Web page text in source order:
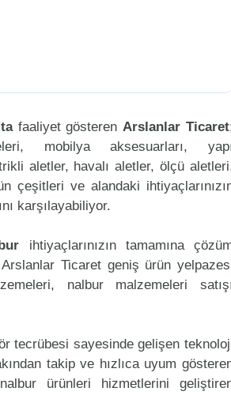
faaliyet gösterenArslanlar Ticaret
mobilya aksesuarları,
aletler, havalı aletler, ölçü
çeşitleri ve alandaki
karşılayabiliyor.
ihtiyaçlarınızın tamamına
Arslanlar Ticaret geniş ürün
nalbur malzemeleri
tecrübesi sayesinde gelişen
takip ve hızlıca uyum
ürünleri hizmetlerini